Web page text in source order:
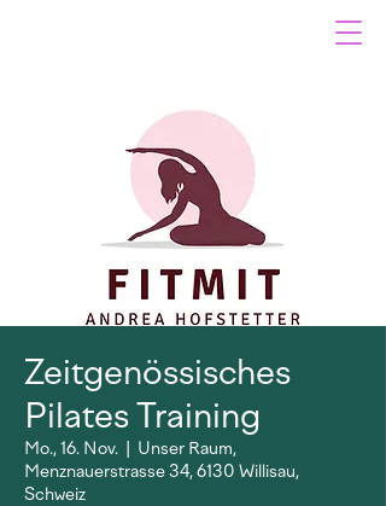
Zeitgenössisches
Pilates Training
Mo., 16. Nov.
Unser Raum,
Menznauerstrasse 34, 6130 Willisau,
Schweiz